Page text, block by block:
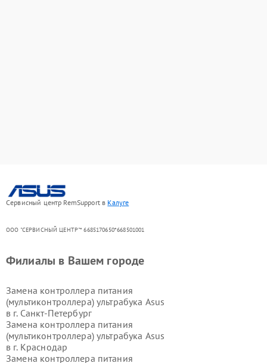
Сервисный центр RemSupport в Калуге
ООО "СЕРВИСНЫЙ ЦЕНТР"* 6685170650*668501001
Филиалы в Вашем городе
Замена контроллера питания
(мультиконтроллера) ультрабука Asus
в г. Санкт-Петербург
Замена контроллера питания
(мультиконтроллера) ультрабука Asus
в г. Краснодар
Замена контроллера питания